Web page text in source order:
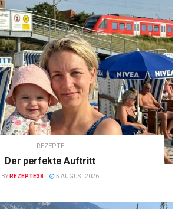
REZEPTE
Der perfekte Auftritt
BY REZEPTE38 5 AUGUST 2026